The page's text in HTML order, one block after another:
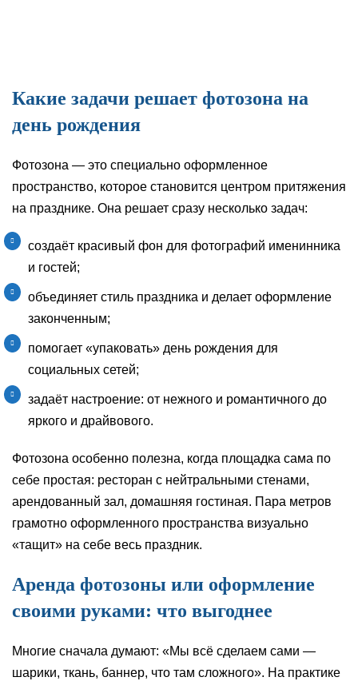
Какие задачи решает фотозона на
день рождения
Фотозона — это специально оформленное
пространство, которое становится центром притяжения
на празднике. Она решает сразу несколько задач:
создаёт красивый фон для фотографий именинника
и гостей;
объединяет стиль праздника и делает оформление
законченным;
помогает «упаковать» день рождения для
социальных сетей;
задаёт настроение: от нежного и романтичного до
яркого и драйвового.
Фотозона особенно полезна, когда площадка сама по
себе простая: ресторан с нейтральными стенами,
арендованный зал, домашняя гостиная. Пара метров
грамотно оформленного пространства визуально
«тащит» на себе весь праздник.
Аренда фотозоны или оформление
своими руками: что выгоднее
Многие сначала думают: «Мы всё сделаем сами —
шарики, ткань, баннер, что там сложного». На практике